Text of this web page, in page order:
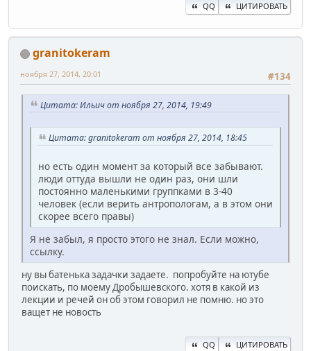
QQ ЦИТИРОВАТЬ
granitokeram
#134
ноября 27, 2014, 20:01
Цитата: Ильич от ноября 27, 2014, 19:49
Цитата: granitokeram от ноября 27, 2014, 18:45
но есть один момент за который все забывают.
люди оттуда вышли не один раз, они шли
постоянно маленькими группками в 3-40
человек (если верить антропологам, а в этом они
скорее всего правы)
Я не забыл, я просто этого не знал. Если можно,
ссылку.
ну вы батенька задачки задаете. попробуйте на ютубе
поискать, по моему Дробышевского. хотя в какой из
лекции и речей он об этом говорил не помню. но это
ващет не новость
QQ ЦИТИРОВАТЬ